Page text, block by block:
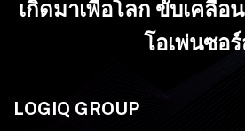
เกิดมาเพื่อโลก ขับเคลื่อ
โอเพ่นซอ
LOGIQ GROUP